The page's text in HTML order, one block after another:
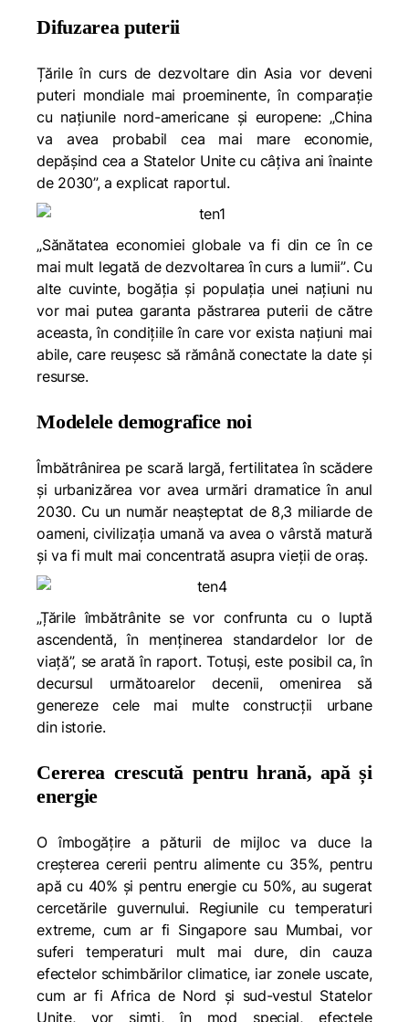
Difuzarea puterii
Țările în curs de dezvoltare din Asia vor deveni
puteri mondiale mai proeminente, în comparație
cu națiunile nord-americane și europene: „China
va avea probabil cea mai mare economie,
depășind cea a Statelor Unite cu câțiva ani înainte
de 2030”,a explicat raportul.
„Sănătatea economiei globale va fi din ce în ce
mai mult legată de dezvoltarea în curs a lumii”. Cu
alte cuvinte, bogăția și populația unei națiuni nu
vor mai putea garanta păstrarea puterii de către
aceasta, în condițiile în care vor exista națiuni mai
abile, care reușesc să rămână conectate la date și
resurse.
Modelele demografice noi
Îmbătrânirea pe scară largă, fertilitatea în scădere
și urbanizărea vor avea urmări dramatice în anul
2030. Cu un număr neașteptat de 8,3 miliarde de
oameni, civilizația umană va avea o vârstă matură
și va fi mult mai concentrată asupra vieții de oraș.
„Țările îmbătrânite se vor confrunta cu o luptă
ascendentă, în menținerea standardelor lor de
viață”, se arată în raport. Totuși, este posibil ca, în
decursul următoarelor decenii, omenirea să
genereze cele mai multe construcții urbane
din istorie.
Cererea crescută pentru hrană, apă și
energie
O îmbogățire a păturii de mijloc va duce la
creșterea cererii pentru alimente cu 35%, pentru
apă cu 40% și pentru energie cu 50%, au sugerat
cercetările guvernului. Regiunile cu temperaturi
extreme, cum ar fi Singapore sau Mumbai, vor
suferi temperaturi mult mai dure, din cauza
efectelor schimbărilor climatice, iar zonele uscate,
cum ar fi Africa de Nord și sud-vestul Statelor
Unite, vor simți, în mod special, efectele